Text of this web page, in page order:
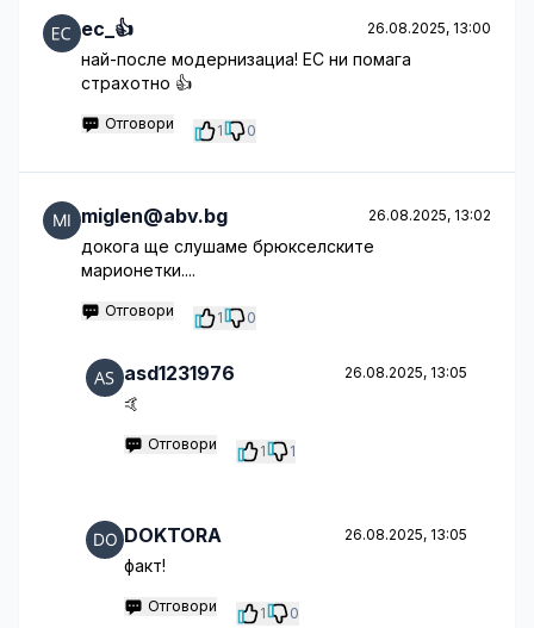
ес_👍 26.08.2025, 13:00
най-после модернизациа! ЕС ни помага
страхотно 👍
Отговори 1 0
miglen@abv.bg 26.08.2025, 13:02
докога ще слушаме брюкселските
марионетки....
Отговори 1 0
asd1231976 26.08.2025, 13:05
🤙
Отговори 1 1
DOKTORA 26.08.2025, 13:05
факт!
Отговори 1 0